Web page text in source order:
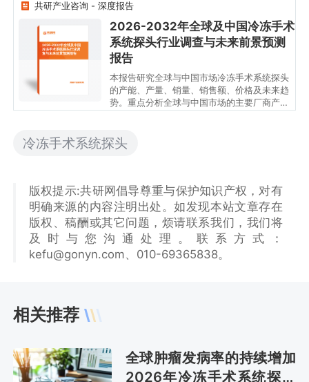
共研产业咨询 - 深度报告
2026-2032年全球及中国
冷冻手术系统探头行业调
查与未来前景预测报告
2026-2032年全球及中国冷冻手术
系统探头行业调查与未来前景预测
报告
本报告研究全球与中国市场冷冻手术系统探头
的产能、产量、销量、销售额、价格及未来趋
势。重点分析全球与中国市场的主要厂商产品
据为2021至2025年，预测数据为2026至
2032年。
冷冻手术系统探头
版权提示:共研网倡导尊重与保护知识产权，对有
明确来源的内容注明出处。如发现本站文章存在
版权、稿酬或其它问题，烦请联系我们，我们将
及时与您沟通处理。联系方式：
kefu@gonyn.com、010-69365838。
相关推荐
全球肿瘤发病率的持续增加
2026年冷冻手术系统探头